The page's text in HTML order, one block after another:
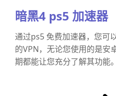
暗黑4 ps5 加速器
通过ps5 免费加速器，您可
的VPN，无论您使用的是安
期都能让您充分了解其功能。